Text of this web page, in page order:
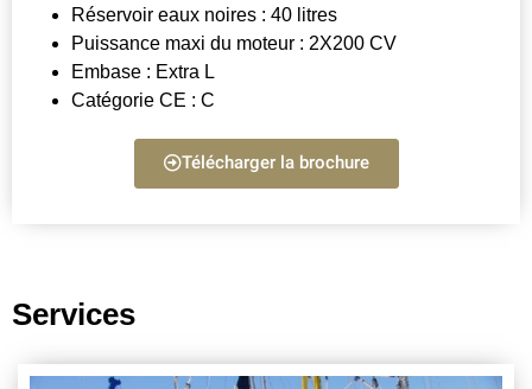
Réservoir eaux noires : 40 litres
Puissance maxi du moteur : 2X200 CV
Embase : Extra L
Catégorie CE : C
Télécharger la brochure
Services